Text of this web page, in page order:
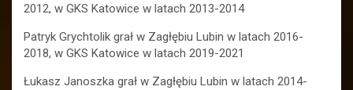
2012, w GKS Katowice w latach 2013-2014
Patryk Grychtolik grał w Zagłębiu Lubin w latach 2016-
2018, w GKS Katowice w latach 2019-2021
Łukasz Janoszka grał w Zagłębiu Lubin w latach 2014-